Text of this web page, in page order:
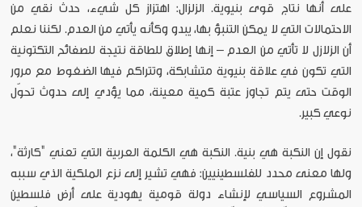
على أنها نتاج قوى بنيوية. الزلزال: اهتزاز كل شيء، حدث نقي من
الاحتمالات التي لا يمكن التنبؤ بها، يبدو وكأنه يأتي من العدم. لكننا نعلم
أن الزلازل لا تأتي من العدم – إنها إطلاق للطاقة نتيجة للصفائح التكتونية
التي تكون في علاقة بنيوية متشابكة، وتتراكم فيها الضغوط مع مرور
الوقت حتى يتم تجاوز عتبة كمية معينة، مما يؤدي إلى حدوث تحوّل
نوعي كبير.
نقول إن النكبة هي بنية. النكبة هي الكلمة العربية التي تعني "كارثة"،
ولها معنى محدد للفلسطينيين: فهي تشير إلى نزع الملكية الذي سببه
المشروع السياسي لإنشاء دولة قومية يهودية على أرض فلسطين